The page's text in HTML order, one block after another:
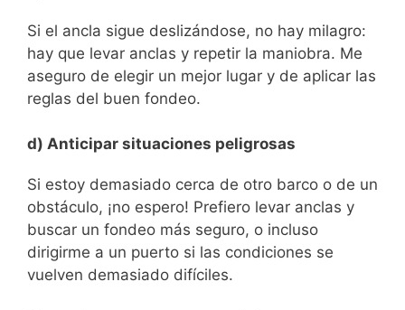
Si el ancla sigue deslizándose, no hay milagro:
hay que levar anclas y repetir la maniobra. Me
aseguro de elegir un mejor lugar y de aplicar las
reglas del buen fondeo.
d) Anticipar situaciones peligrosas
Si estoy demasiado cerca de otro barco o de un
obstáculo, ¡no espero! Prefiero levar anclas y
buscar un fondeo más seguro, o incluso
dirigirme a un puerto si las condiciones se
vuelven demasiado difíciles.